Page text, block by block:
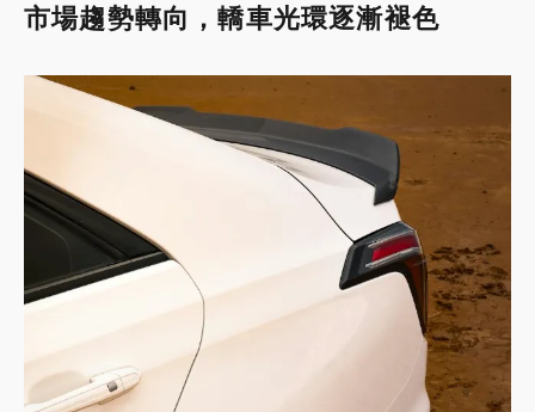
市場趨勢轉向，轎車光環逐漸褪色